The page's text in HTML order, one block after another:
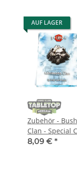
AUF LAGER
Zubehör -
Clan - Special
englisch
8,09 € *